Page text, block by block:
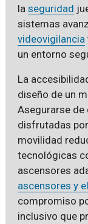
la seguridad
sistemas
videovigilancia
un entorno
La
diseño de un
Asegurarse de
disfrutadas
movilidad
tecnológicas
ascensores
ascensores y
compromiso
inclusivo que